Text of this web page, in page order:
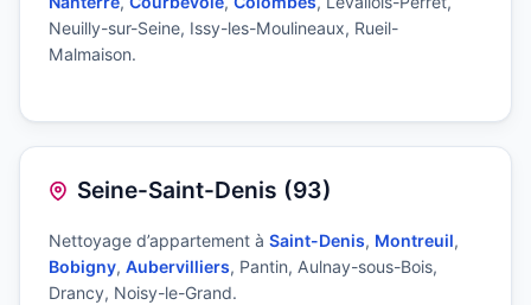
Neuilly-sur-Seine, Issy-les-Moulineaux, Rueil-
Malmaison.
Seine-Saint-Denis (93)
Nettoyage d’appartement à Saint-Denis, Montreuil,
Bobigny, Aubervilliers, Pantin, Aulnay-sous-Bois,
Drancy, Noisy-le-Grand.